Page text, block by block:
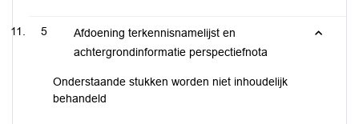
5
Afdoening terkennisnamelijst en
achtergrondinformatie perspectiefnota
Onderstaande stukken worden niet inhoudelijk
behandeld